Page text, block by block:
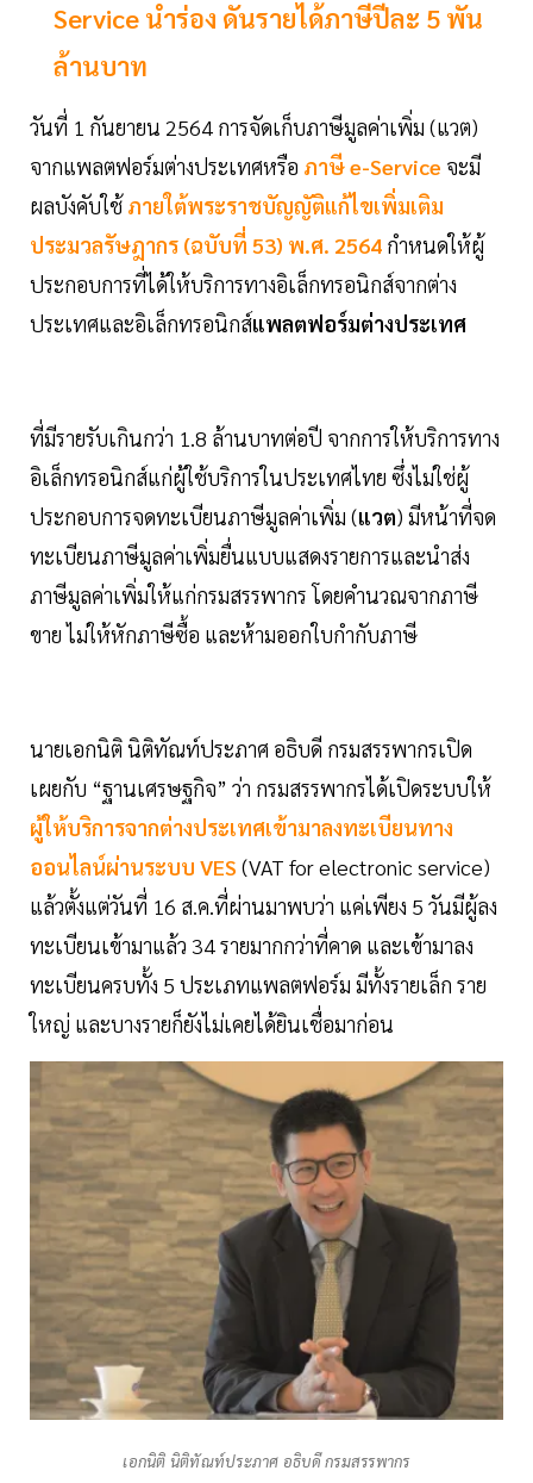
Service นำร่อง ดันรายได้ภาษีปีละ 5 พัน
ล้านบาท
วันที่ 1 กันยายน 2564 การจัดเก็บภาษีมูลค่าเพิ่ม (แวต)
จากแพลตฟอร์มต่างประเทศหรือ ภาษี e-Service จะมี
ผลบังคับใช้ภายใต้พระราชบัญญัติแก้ไขเพิ่มเติม
ประมวลรัษฎากร (ฉบับที่ 53) พ.ศ. 2564 กำหนดให้ผู้
ประกอบการที่ได้ให้บริการทางอิเล็กทรอนิกส์จากต่าง
ประเทศและอิเล็กทรอนิกส์แพลตฟอร์มต่างประเทศ
ที่มีรายรับเกินกว่า 1.8 ล้านบาทต่อปี จากการให้บริการทาง
อิเล็กทรอนิกส์แก่ผู้ใช้บริการในประเทศไทย ซึ่งไม่ใช่ผู้
ประกอบการจดทะเบียนภาษีมูลค่าเพิ่ม (แวต) มีหน้าที่จด
ทะเบียนภาษีมูลค่าเพิ่มยื่นแบบแสดงรายการและนำส่ง
ภาษีมูลค่าเพิ่มให้แก่กรมสรรพากร โดยคำนวณจากภาษี
ขาย ไม่ให้หักภาษีซื้อ และห้ามออกใบกำกับภาษี
นายเอกนิติ นิติทัณท์ประภาศ อธิบดี กรมสรรพากรเปิด
เผยกับ “ฐานเศรษฐกิจ” ว่า กรมสรรพากรได้เปิดระบบให้
ผู้ให้บริการจากต่างประเทศเข้ามาลงทะเบียนทาง
ออนไลน์ผ่านระบบ VES (VAT for electronic service)
แล้วตั้งแต่วันที่ 16 ส.ค.ที่ผ่านมาพบว่า แค่เพียง 5 วันมีผู้ลง
ทะเบียนเข้ามาแล้ว 34 รายมากกว่าที่คาด และเข้ามาลง
ทะเบียนครบทั้ง 5 ประเภทแพลตฟอร์ม มีทั้งรายเล็ก ราย
ใหญ่ และบางรายก็ยังไม่เคยได้ยินเชื่อมาก่อน
เอกนิติ นิติทัณท์ประภาศ อธิบดี กรมสรรพากร